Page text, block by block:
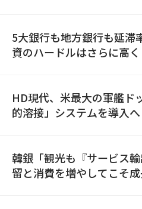
5大銀行も地方銀行も延
資のハードルはさらに高く
HD現代、米最大の軍艦ド
的溶接」システムを導入へ
韓銀「観光も『サービス
留と消費を増やしてこそ成